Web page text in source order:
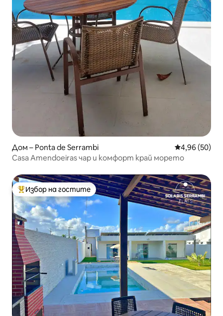
Дом – Ponta de Serrambi Средна
4,96 (50)
Casa Amendoeiras чар и комфорт край морето
Най-популярен избор на гостите
Избор на гостите